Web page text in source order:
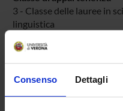
Consenso Dettagli
3 - Classe delle lauree in
linguistica
Organo di controllo
Consiglio del Corso di